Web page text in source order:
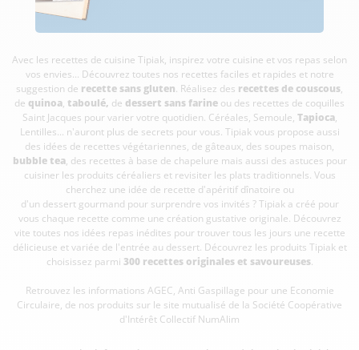
Avec les recettes de cuisine Tipiak, inspirez votre cuisine et vos repas selon
vos envies... Découvrez toutes nos recettes faciles et rapides et notre
suggestion de recette sans gluten. Réalisez des recettes de couscous,
de quinoa, taboulé, de dessert sans farine ou des recettes de coquilles
Saint Jacques pour varier votre quotidien. Céréales, Semoule, Tapioca,
Lentilles... n'auront plus de secrets pour vous. Tipiak vous propose aussi
des idées de recettes végétariennes, de gâteaux, des soupes maison,
bubble tea, des recettes à base de chapelure mais aussi des astuces pour
cuisiner les produits céréaliers et revisiter les plats traditionnels. Vous
cherchez une idée de recette d'apéritif dînatoire ou
d'un dessert gourmand pour surprendre vos invités ? Tipiak a créé pour
vous chaque recette comme une création gustative originale. Découvrez
vite toutes nos idées repas inédites pour trouver tous les jours une recette
délicieuse et variée de l'entrée au dessert. Découvrez les produits Tipiak et
choisissez parmi 300 recettes originales et savoureuses.
Retrouvez les informations AGEC, Anti Gaspillage pour une Economie
Circulaire, de nos produits sur le site mutualisé de la Société Coopérative
d'Intérêt Collectif NumAlim